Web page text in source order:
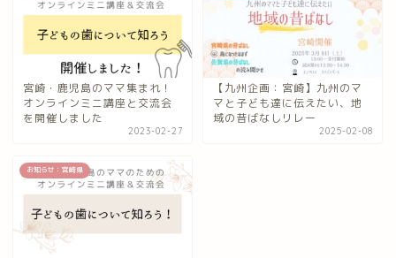
宮崎・鹿児島のママ集まれ！
オンラインミニ講座と交流会
を開催しました
2023-02-27
【九州企画：宮崎】九州のマ
マと子ども達に伝えたい、地
域の昔ばなしリレー
2025-02-08
お知らせ：宮崎県